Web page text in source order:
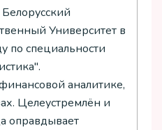
Университет в
по специальности
аналитике,
Целеустремлён и
оправдывает